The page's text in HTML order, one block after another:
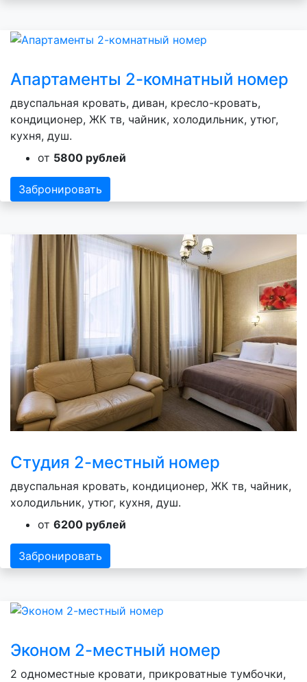
Апартаменты 2-комнатный номер
двуспальная кровать, диван, кресло-кровать,
кондиционер, ЖК тв, чайник, холодильник, утюг,
кухня, душ.
от 5800 рублей
Забронировать
Студия 2-местный номер
двуспальная кровать, кондиционер, ЖК тв, чайник,
холодильник, утюг, кухня, душ.
от 6200 рублей
Забронировать
Эконом 2-местный номер
2 одноместные кровати, прикроватные тумбочки,